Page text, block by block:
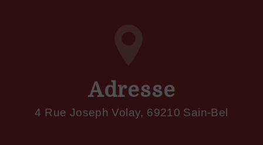
Adresse
4 Rue Joseph Volay, 69210 Sain-Bel